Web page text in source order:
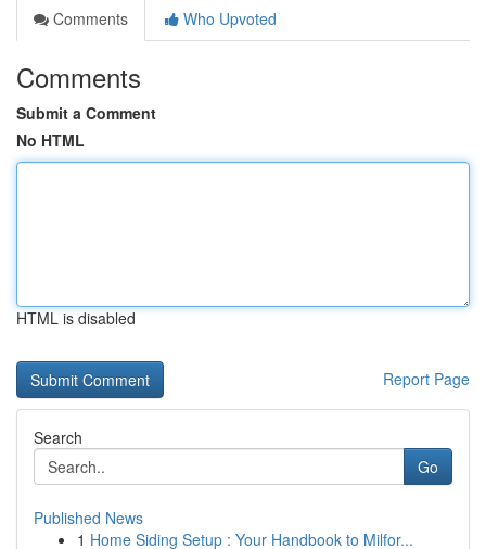
Comments
Who Upvoted
Comments
Submit a Comment
No HTML
HTML is disabled
Report Page
Search
Go
Published News
1 Home Siding Setup : Your Handbook to Milfor...